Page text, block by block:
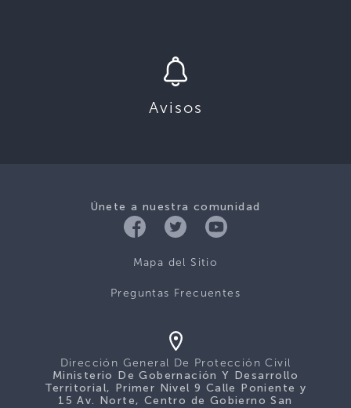
Avisos
Únete a nuestra comunidad
Mapa del Sitio
Preguntas Frecuentes
Dirección General De Protección Civil
Ministerio De Gobernación Y Desarrollo
Territorial, Primer Nivel 9 Calle Poniente y
15 Av. Norte, Centro de Gobierno San